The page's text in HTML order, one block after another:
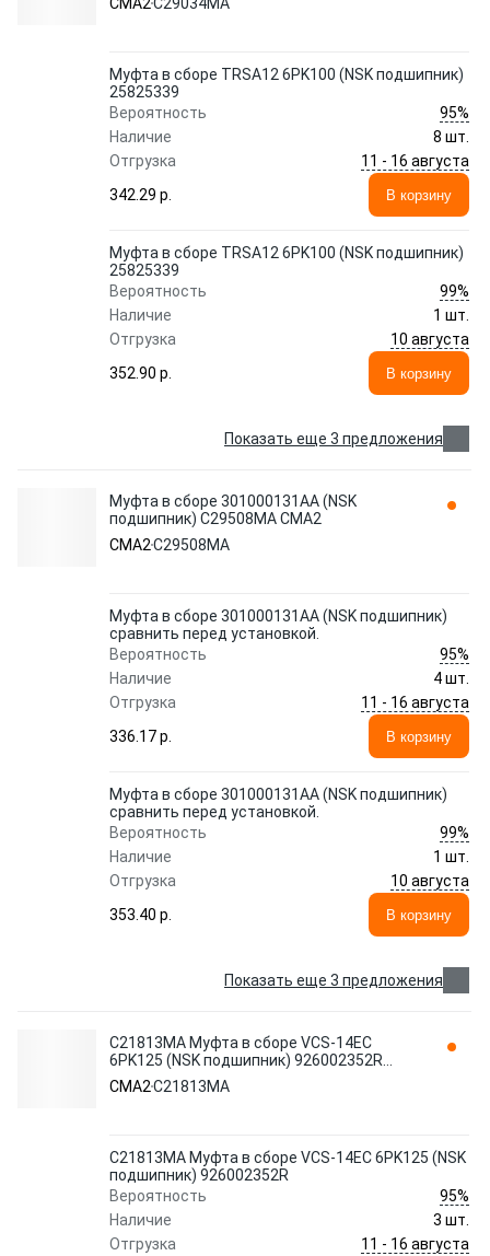
Муфта в сборе TRSA12 6PK100 (NSK подшипник)
25825339
Вероятность
95%
Наличие
8 шт.
Отгрузка
11 - 16 августа
342.29 p.
В корзину
Муфта в сборе TRSA12 6PK100 (NSK подшипник)
25825339
Вероятность
99%
Наличие
1 шт.
Отгрузка
10 августа
352.90 p.
В корзину
Показать еще 3 предложения
Муфта в сборе 301000131AA (NSK
подшипник) C29508MA CMA2
CMA2C29508MA
Муфта в сборе 301000131AA (NSK подшипник)
сравнить перед установкой.
Вероятность
95%
Наличие
4 шт.
Отгрузка
11 - 16 августа
336.17 p.
В корзину
Муфта в сборе 301000131AA (NSK подшипник)
сравнить перед установкой.
Вероятность
99%
Наличие
1 шт.
Отгрузка
10 августа
353.40 p.
В корзину
Показать еще 3 предложения
C21813MA Муфта в сборе VCS-14EC
6PK125 (NSK подшипник) 926002352R
CMA2
CMA2C21813MA
C21813MA Муфта в сборе VCS-14EC 6PK125 (NSK
подшипник) 926002352R
Вероятность
95%
Наличие
3 шт.
Отгрузка
11 - 16 августа